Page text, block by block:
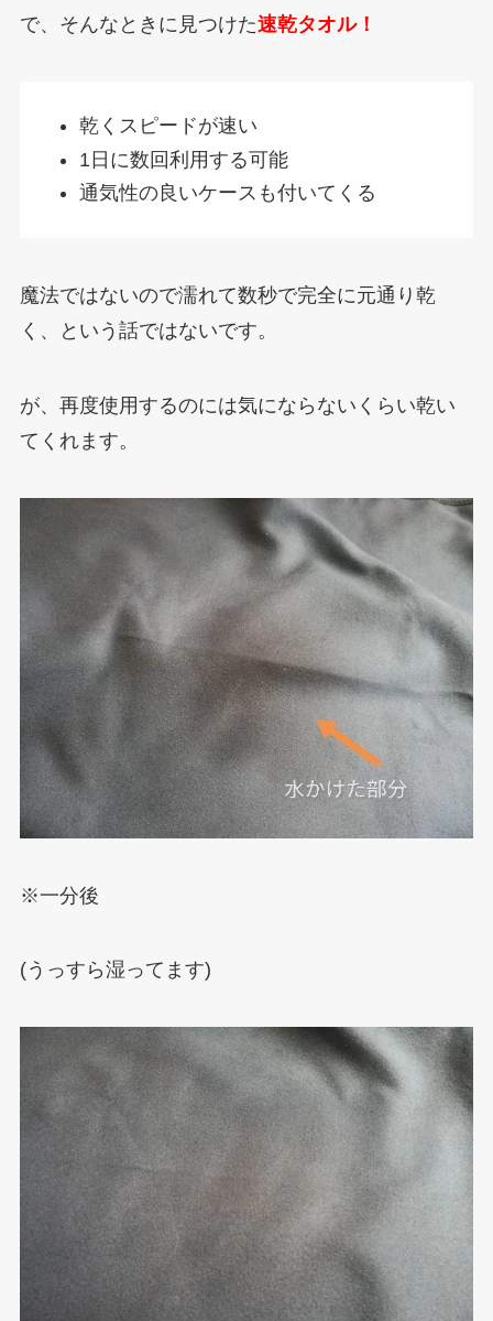
で、そんなときに見つけた速乾タオル！
乾くスピードが速い
1日に数回利用する可能
通気性の良いケースも付いてくる
魔法ではないので濡れて数秒で完全に元通り乾
く、という話ではないです。
が、再度使用するのには気にならないくらい乾い
てくれます。
※一分後
(うっすら湿ってます)